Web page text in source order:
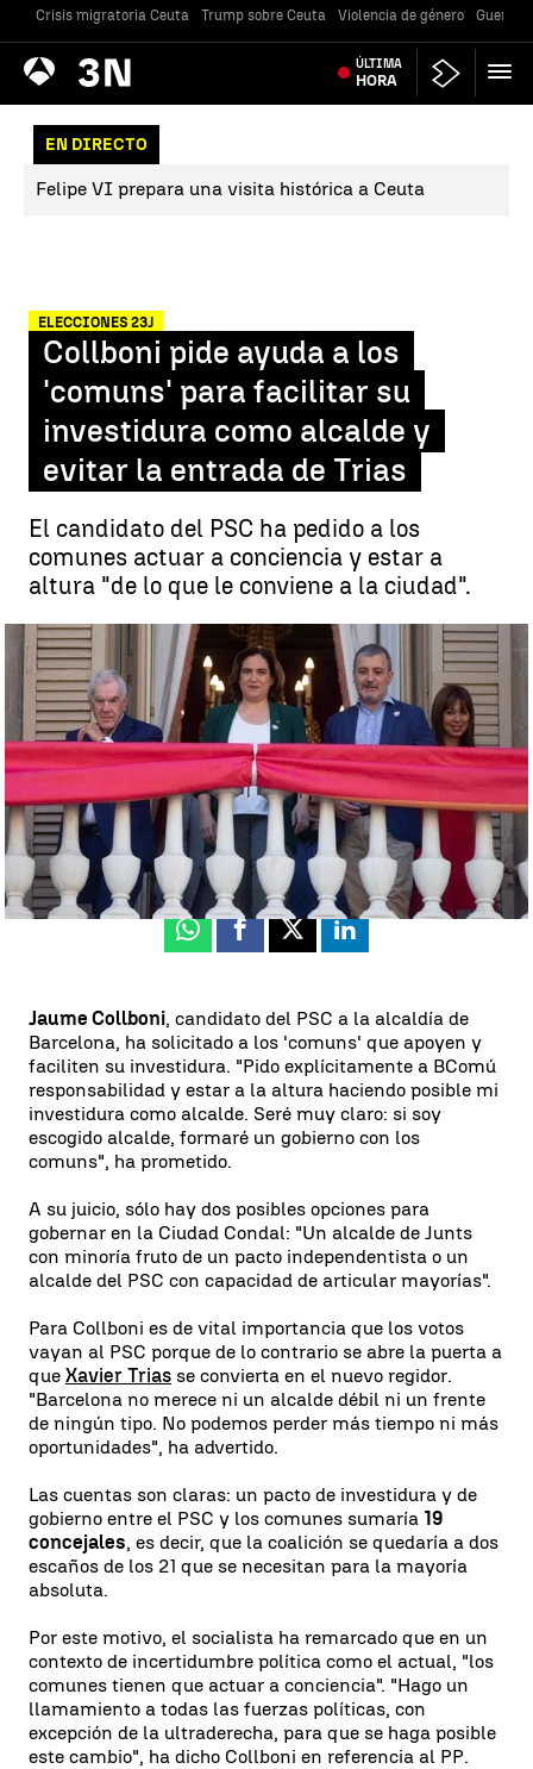
Crisis migratoria Ceuta Trump sobre Ceuta Violencia de género Guerra
Antena
3 Noticias ÚLTIMA
HORA
EN DIRECTO
Felipe VI prepara una visita histórica a Ceuta
ELECCIONES 23J
Collboni pide ayuda a los
'comuns' para facilitar su
investidura como alcalde y
evitar la entrada de Trias
El candidato del PSC ha pedido a los
comunes actuar a conciencia y estar a
altura "de lo que le conviene a la ciudad".
Collboni presenta su candidatura para ser alcalde de Barcelona |
EFE
Rosa María Salcedo
Actualizado: 15 de junio de 2023, 21:16
Publicado:
15 de junio de 2023, 20:26
Whatsapp
Facebook
X Linkedin
Jaume Collboni, candidato del PSC a la alcaldía de
Barcelona, ha solicitado a los 'comuns' que apoyen y
faciliten su investidura. "Pido explícitamente a BComú
responsabilidad y estar a la altura haciendo posible mi
investidura como alcalde. Seré muy claro: si soy
escogido alcalde, formaré un gobierno con los
comuns", ha prometido.
A su juicio, sólo hay dos posibles opciones para
gobernar en la Ciudad Condal: "Un alcalde de Junts
con minoría fruto de un pacto independentista o un
alcalde del PSC con capacidad de articular mayorías".
Para Collboni es de vital importancia que los votos
vayan al PSC porque de lo contrario se abre la puerta a
que Xavier Trias se convierta en el nuevo regidor.
"Barcelona no merece ni un alcalde débil ni un frente
de ningún tipo. No podemos perder más tiempo ni más
oportunidades", ha advertido.
Las cuentas son claras: un pacto de investidura y de
gobierno entre el PSC y los comunes sumaría 19
concejales, es decir, que la coalición se quedaría a dos
escaños de los 21 que se necesitan para la mayoría
absoluta.
Por este motivo, el socialista ha remarcado que en un
contexto de incertidumbre política como el actual, "los
comunes tienen que actuar a conciencia". "Hago un
llamamiento a todas las fuerzas políticas, con
excepción de la ultraderecha, para que se haga posible
este cambio", ha dicho Collboni en referencia al PP.